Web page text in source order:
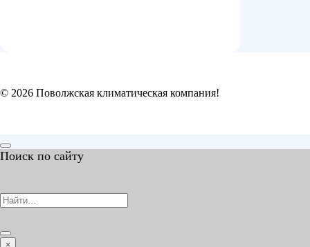
© 2026 Поволжская климатическая компания!
Поиск по сайту
×